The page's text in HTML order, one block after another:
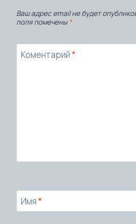
Ваш адрес email не будет
поля помечены *
Коментарий*
Имя*